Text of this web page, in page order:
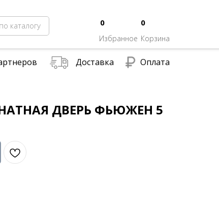
Доставка Оплата
Корзина
0
Избранное
0
каталогу
ДВЕРЬ ФЬЮЖЕН 5